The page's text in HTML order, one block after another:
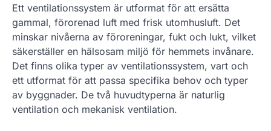
Ett ventilationssystem är utformat för att ersätta
gammal, förorenad luft med frisk utomhusluft. Det
minskar nivåerna av föroreningar, fukt och lukt, vilket
säkerställer en hälsosam miljö för hemmets invånare.
Det finns olika typer av ventilationssystem, vart och
ett utformat för att passa specifika behov och typer
av byggnader. De två huvudtyperna är naturlig
ventilation och mekanisk ventilation.